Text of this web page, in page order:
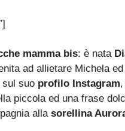
mamma bis: è nata
ad allietare Michela ed
suo profilo Instagram
piccola ed una frase
alla sorellina